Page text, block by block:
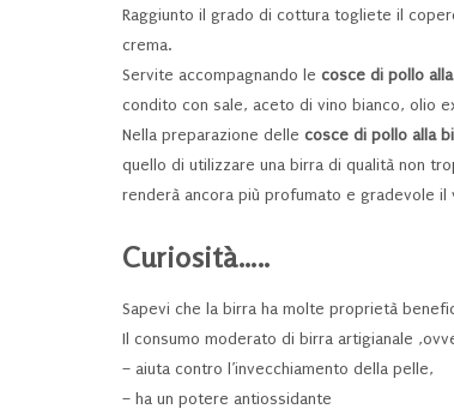
Raggiunto il grado di cottura togliete il
crema.
Servite accompagnando le cosce di pollo
condito con sale, aceto di vino bianco, olio
Nella preparazione delle cosce di pollo alla
quello di utilizzare una birra di qualità non
renderà ancora più profumato e gradevole
Curiosità…..
Sapevi che la birra ha molte proprietà
Il consumo moderato di birra artigianale
– aiuta contro l’invecchiamento della pelle,
– ha un potere antiossidante